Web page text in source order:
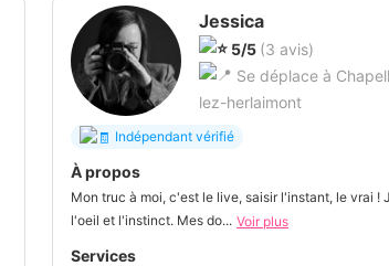
Jessica
5/5 (3 avis)
Se déplace à
lez-herlaimont
Indépendant vérifié
À propos
Mon truc à moi, c'est le live, saisir l'instant, le vrai !
l'oeil et l'instinct. Mes do... Voir plus
Services